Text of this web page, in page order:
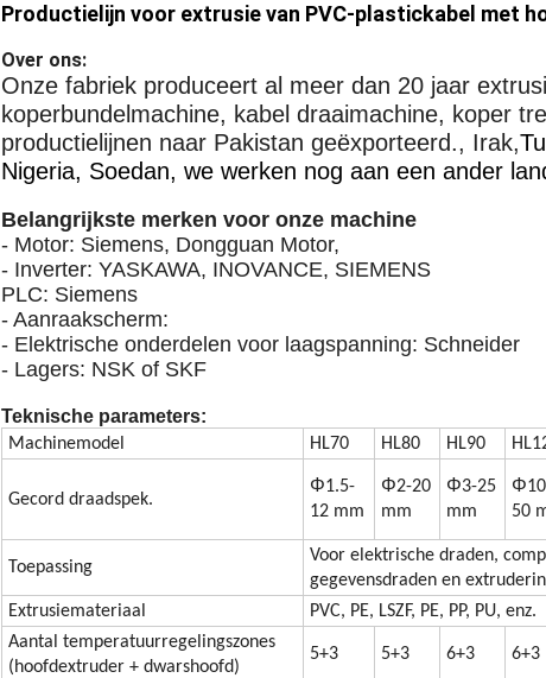
Productielijn voor extrusie van PVC-plastickabel met
Over ons:
Onze fabriek produceert al meer dan 20 jaar
koperbundelmachine, kabel draaimachine, koper
productielijnen naar Pakistan geëxporteerd., Irak,
Nigeria, Soedan, we werken nog aan een ander
Belangrijkste merken voor onze machine
- Motor: Siemens, Dongguan Motor,
- Inverter: YASKAWA, INOVANCE, SIEMENS
PLC: Siemens
- Aanraakscherm:
- Elektrische onderdelen voor laagspanning: Schneider
- Lagers: NSK of SKF
Teknische parameters:
Machinemodel HL70 HL80 HL90
Gecord draadspek.
Φ1.5-
12 mm
Φ2-20
mm
Φ3-25
mm
Φ
50
Toepassing
Voor elektrische draden,
gegevensdraden en
Extrusiemateriaal
PVC, PE, LSZF, PE, PP, PU, enz.
Aantal temperatuurregelingszones
(hoofdextruder + dwarshoofd)
5+3 5+3 6+3 6+3